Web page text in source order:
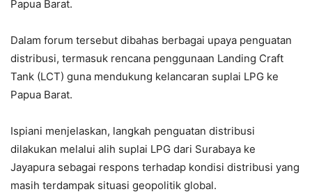
Papua Barat.
Dalam forum tersebut dibahas berbagai upaya penguatan
distribusi, termasuk rencana penggunaan Landing Craft
Tank (LCT) guna mendukung kelancaran suplai LPG ke
Papua Barat.
Ispiani menjelaskan, langkah penguatan distribusi
dilakukan melalui alih suplai LPG dari Surabaya ke
Jayapura sebagai respons terhadap kondisi distribusi yang
masih terdampak situasi geopolitik global.